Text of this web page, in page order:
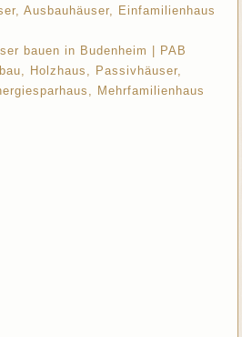
Ausbauhäuser, Einfamilienhaus
bauen in Budenheim | PAB
Holzhaus, Passivhäuser,
Mehrfamilienhaus